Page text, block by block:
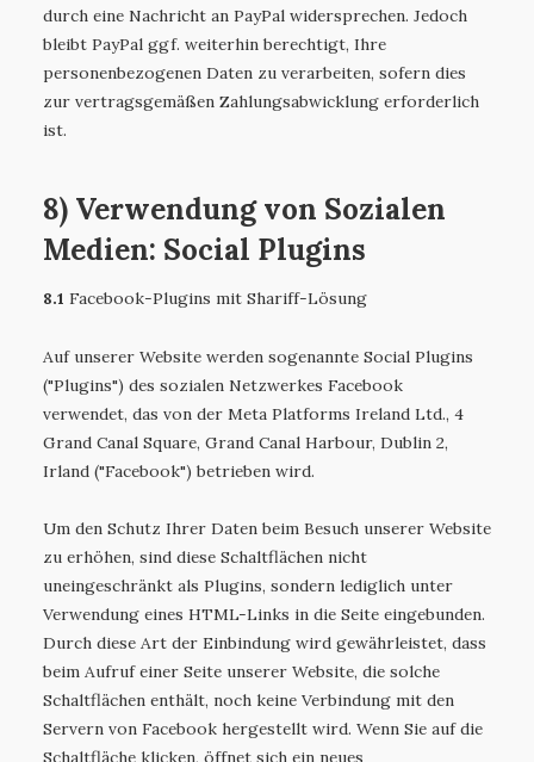
durch eine Nachricht an PayPal widersprechen. Jedoch
bleibt PayPal ggf. weiterhin berechtigt, Ihre
personenbezogenen Daten zu verarbeiten, sofern dies
zur vertragsgemäßen Zahlungsabwicklung erforderlich
ist.
8) Verwendung von Sozialen
Medien: Social Plugins
8.1 Facebook-Plugins mit Shariff-Lösung
Auf unserer Website werden sogenannte Social Plugins
("Plugins") des sozialen Netzwerkes Facebook
verwendet, das von der Meta Platforms Ireland Ltd., 4
Grand Canal Square, Grand Canal Harbour, Dublin 2,
Irland ("Facebook") betrieben wird.
Um den Schutz Ihrer Daten beim Besuch unserer Website
zu erhöhen, sind diese Schaltflächen nicht
uneingeschränkt als Plugins, sondern lediglich unter
Verwendung eines HTML-Links in die Seite eingebunden.
Durch diese Art der Einbindung wird gewährleistet, dass
beim Aufruf einer Seite unserer Website, die solche
Schaltflächen enthält, noch keine Verbindung mit den
Servern von Facebook hergestellt wird. Wenn Sie auf die
Schaltfläche klicken, öffnet sich ein neues